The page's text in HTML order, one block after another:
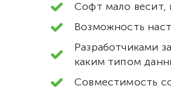
Софт мало весит,
Возможность
Разработчиками
каким типом
Совместимость